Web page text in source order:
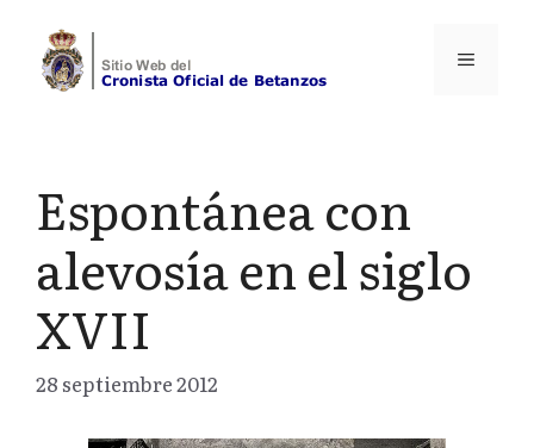
contenido
Menú
Espontánea con
alevosía en el siglo
XVII
28 septiembre 2012